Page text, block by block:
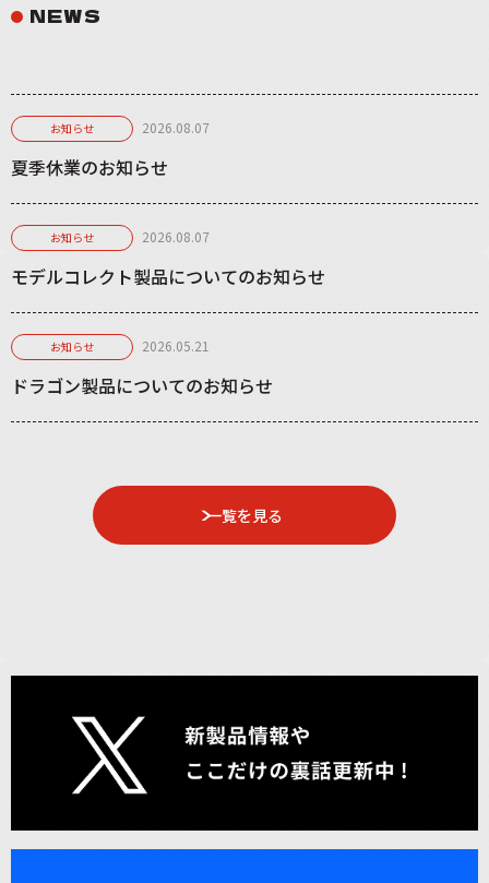
NEWS
お知らせ 2026.08.07
夏季休業のお知らせ
お知らせ 2026.08.07
モデルコレクト製品についてのお知らせ
お知らせ 2026.05.21
ドラゴン製品についてのお知らせ
一覧を見る